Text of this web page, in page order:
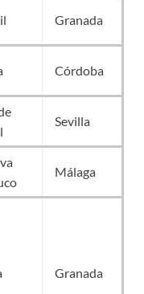
Granada
Córdoba
Sevilla
Málaga
Granada